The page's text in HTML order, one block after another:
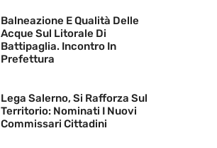
Balneazione E Qualità Delle
Acque Sul Litorale Di
Battipaglia. Incontro In
Prefettura
Lega Salerno, Si Rafforza Sul
Territorio: Nominati I Nuovi
Commissari Cittadini